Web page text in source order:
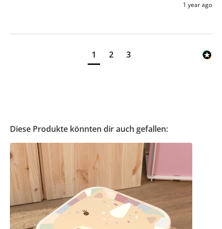
1 year ago
1 2 3
Diese Produkte könnten dir auch gefallen: